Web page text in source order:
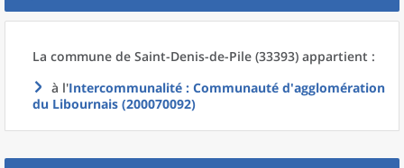
La commune de Saint-Denis-de-Pile (33393) appartient :
à l'Intercommunalité : Communauté d'agglomération
du Libournais (200070092)